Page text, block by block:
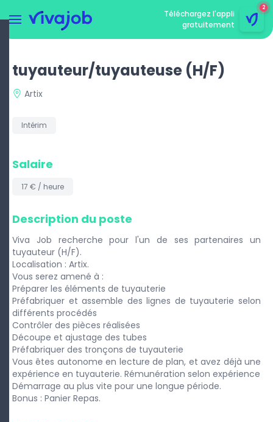
Téléchargez l'appli
gratuitement
2
tuyauteur/tuyauteuse (H/F)
Artix
Intérim
Salaire
17 € / heure
Description du poste
Viva Job recherche pour l'un de ses partenaires un
tuyauteur (H/F).
Localisation : Artix.
Vous serez amené à :
Préparer les éléments de tuyauterie
Préfabriquer et assemble des lignes de tuyauterie selon
différents procédés
Contrôler des pièces réalisées
Découpe et ajustage des tubes
Préfabriquer des tronçons de tuyauterie
Vous êtes autonome en lecture de plan, et avez déjà une
expérience en tuyauterie. Rémunération selon expérience
Démarrage au plus vite pour une longue période.
Bonus : Panier Repas.